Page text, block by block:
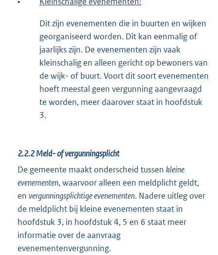
Dit zijn evenementen die in buurten en wijken
georganiseerd worden. Dit kan eenmalig of
jaarlijks zijn. De evenementen zijn vaak
kleinschalig en alleen gericht op bewoners van
de wijk- of buurt. Voort dit soort evenementen
hoeft meestal geen vergunning aangevraagd
te worden, meer daarover staat in hoofdstuk
3.
2.2.2Meld- of vergunningsplicht
De gemeente maakt onderscheid tussen kleine
evenementen, waarvoor alleen een meldplicht geldt,
en vergunningsplichtige evenementen. Nadere uitleg over
de meldplicht bij kleine evenementen staat in
hoofdstuk 3, in hoofdstuk 4, 5 en 6 staat meer
informatie over de aanvraag
evenementenvergunning.